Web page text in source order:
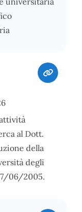
al Dott.
della
degli
06/2005.